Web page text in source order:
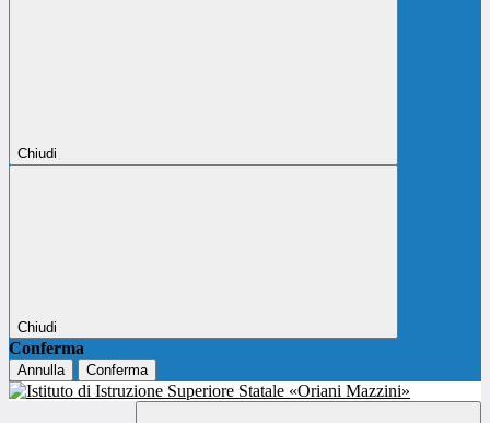
Chiudi
Chiudi
Conferma
Annulla Conferma